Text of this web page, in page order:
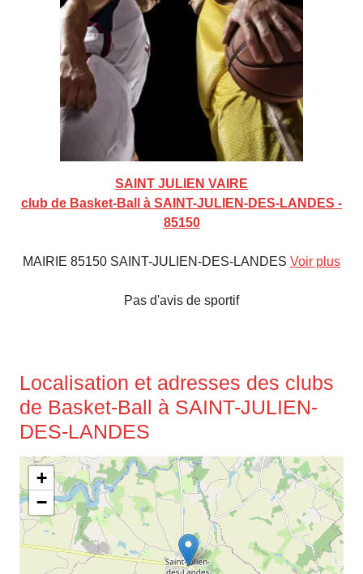
SAINT JULIEN VAIRE
club de Basket-Ball à SAINT-JULIEN-DES-LANDES -
85150
MAIRIE 85150 SAINT-JULIEN-DES-LANDES Voir plus
Pas d'avis de sportif
Localisation et adresses des clubs
de Basket-Ball à SAINT-JULIEN-
DES-LANDES
+
−